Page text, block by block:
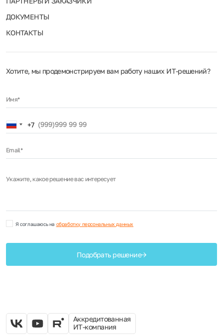
ДОКУМЕНТЫ
КОНТАКТЫ
Хотите, мы продемонстрируем вам работу наших ИТ‑решений?
Имя*
Russia
+7
+7
Email*
Укажите, какое решение вас интересует
Я соглашаюсь на обработку персональных данных
Подобрать решение
Аккредитованная
ИТ-компания